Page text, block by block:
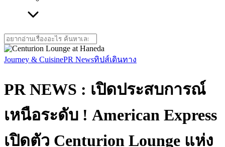
Search
for:
Journey & CuisinePR Newsทิปส์เดินทาง
PR NEWS : เปิดประสบการณ์
เหนือระดับ ! American Express
เปิดตัว Centurion Lounge แห่ง